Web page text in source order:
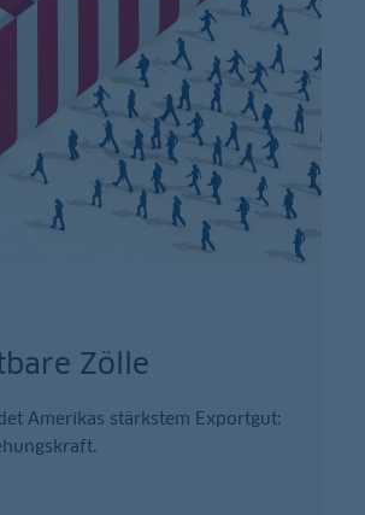
Zölle
Amerikas stärkstem Exportgut: